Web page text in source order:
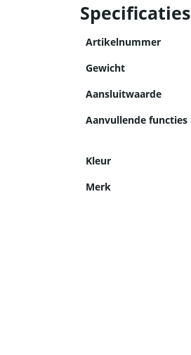
Specificaties
Artikelnummer
Gewicht
Aansluitwaarde
Aanvullende functies
Kleur
Merk